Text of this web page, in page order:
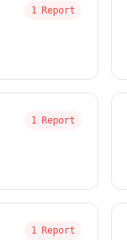
1 Report
1 Report
1 Report